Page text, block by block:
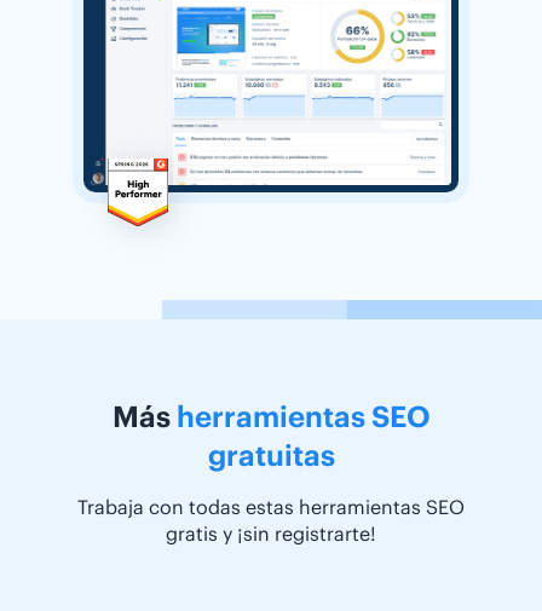
Más herramientas SEO
gratuitas
Trabaja con todas estas herramientas SEO
gratis y ¡sin registrarte!